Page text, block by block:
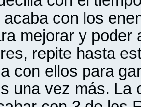
acaba con los
mejorar y poder
repite hasta
con ellos para
una vez más. La